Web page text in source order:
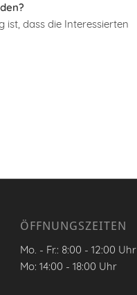
ist, dass die Interessierten
ÖFFNUNGSZEITEN
Mo. - Fr.: 8:00 - 12:00 Uhr
Mo: 14:00 - 18:00 Uhr